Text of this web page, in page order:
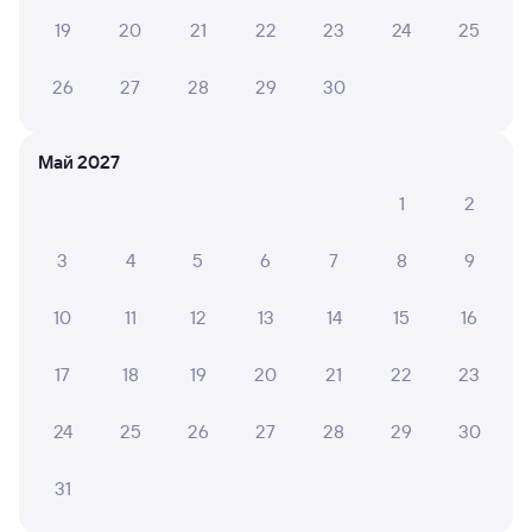
от 3 ⁠293 ⁠₽ 3 ⁠406 ⁠₽
Выберите дату
Найдём билет на поезд за вас
Отели в Пензе Все
19 20 21 22 23 24 25
26 27 28 29 30
Май 2027
1
2
3 4 5 6 7 8 9
10 11 12 13 14 15 16
17 18 19 20 21 22 23
24 25 26 27 28 29 30
31